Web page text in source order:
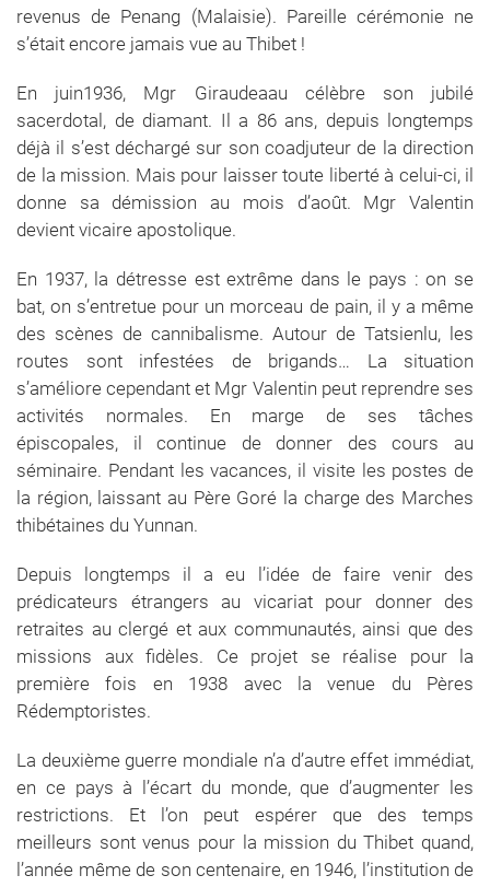
revenus de Penang (Malaisie). Pareille cérémonie ne
s’était encore jamais vue au Thibet !
En juin1936, Mgr Giraudeaau célèbre son jubilé
sacerdotal, de diamant. Il a 86 ans, depuis longtemps
déjà il s’est déchargé sur son coadjuteur de la direction
de la mission. Mais pour laisser toute liberté à celui-ci, il
donne sa démission au mois d’août. Mgr Valentin
devient vicaire apostolique.
En 1937, la détresse est extrême dans le pays : on se
bat, on s’entretue pour un morceau de pain, il y a même
des scènes de cannibalisme. Autour de Tatsienlu, les
routes sont infestées de brigands… La situation
s’améliore cependant et Mgr Valentin peut reprendre ses
activités normales. En marge de ses tâches
épiscopales, il continue de donner des cours au
séminaire. Pendant les vacances, il visite les postes de
la région, laissant au Père Goré la charge des Marches
thibétaines du Yunnan.
Depuis longtemps il a eu l’idée de faire venir des
prédicateurs étrangers au vicariat pour donner des
retraites au clergé et aux communautés, ainsi que des
missions aux fidèles. Ce projet se réalise pour la
première fois en 1938 avec la venue du Pères
Rédemptoristes.
La deuxième guerre mondiale n’a d’autre effet immédiat,
en ce pays à l’écart du monde, que d’augmenter les
restrictions. Et l’on peut espérer que des temps
meilleurs sont venus pour la mission du Thibet quand,
l’année même de son centenaire, en 1946, l’institution de